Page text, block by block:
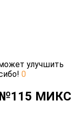
улучшить
0
№115 МИКС